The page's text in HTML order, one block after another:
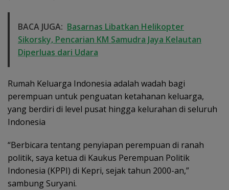
BACA JUGA: Basarnas Libatkan Helikopter
Sikorsky, Pencarian KM Samudra Jaya Kelautan
Diperluas dari Udara
Rumah Keluarga Indonesia adalah wadah bagi
perempuan untuk penguatan ketahanan keluarga,
yang berdiri di level pusat hingga kelurahan di seluruh
Indonesia
“Berbicara tentang penyiapan perempuan di ranah
politik, saya ketua di Kaukus Perempuan Politik
Indonesia (KPPI) di Kepri, sejak tahun 2000-an,”
sambung Suryani.